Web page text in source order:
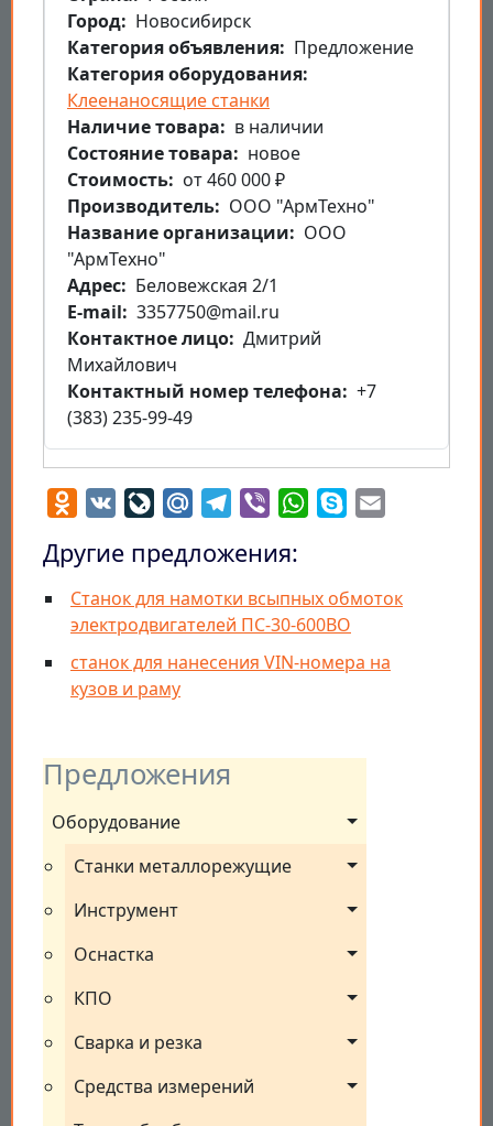
Предложения
Оборудование
Станки металлорежущие
Инструмент
Оснастка
КПО
Сварка и резка
Средства измерений
Город
Новосибирск
Категория объявления
Предложение
Категория оборудования
Клеенаносящие станки
Наличие товара
в наличии
Состояние товара
новое
Стоимость
от 460 000 ₽
Производитель
ООО "АрмТехно"
Название организации
ООО
"АрмТехно"
Aдрес
Беловежская 2/1
E-mail
3357750@mail.ru
Контактное лицо Дмитрий
Михайлович
Контактный номер телефона
+7
(383) 235-99-49
Odnoklassniki
VK LiveJournal
Mail.RuTelegram
Viber WhatsApp
Skype
Другие предложения:
Станок для намотки всыпных обмоток
электродвигателей ПС-30-600ВО
станок для нанесения VIN-номера на
кузов и раму